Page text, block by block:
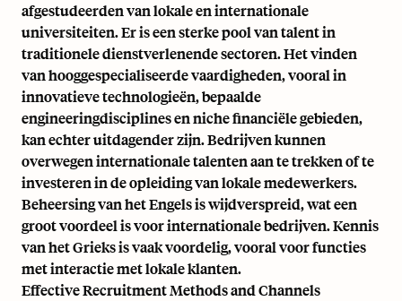
afgestudeerden van lokale en internationale
universiteiten. Er is een sterke pool van talent in
traditionele dienstverlenende sectoren. Het vinden
van hooggespecialiseerde vaardigheden, vooral in
innovatieve technologieën, bepaalde
engineeringdisciplines en niche financiële gebieden,
kan echter uitdagender zijn. Bedrijven kunnen
overwegen internationale talenten aan te trekken of te
investeren in de opleiding van lokale medewerkers.
Beheersing van het Engels is wijdverspreid, wat een
groot voordeel is voor internationale bedrijven. Kennis
van het Grieks is vaak voordelig, vooral voor functies
met interactie met lokale klanten.
Effective Recruitment Methods and Channels